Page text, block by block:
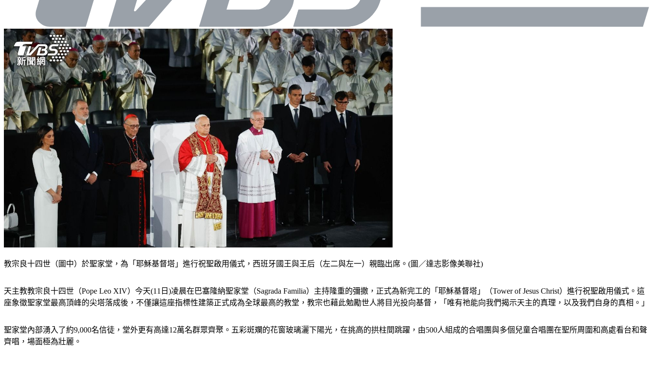
教宗良十四世（圖中）於聖家堂，為「耶穌基督塔」進行祝聖啟用儀式，西班牙國王與王后（左二與左一）親臨出席。(圖／達志影像美聯社)
天主教教宗良十四世（Pope Leo XIV）今天(11日)凌晨在巴塞隆納聖家堂（Sagrada Familia）主持隆重的彌撒，正式為新完工的「耶穌基督塔」（Tower of Jesus Christ）進行祝聖啟用儀式。這
座象徵聖家堂最高頂峰的尖塔落成後，不僅讓這座指標性建築正式成為全球最高的教堂，教宗也藉此勉勵世人將目光投向基督，「唯有祂能向我們揭示天主的真理，以及我們自身的真相。」
聖家堂內部湧入了約9,000名信徒，堂外更有高達12萬名群眾齊聚。五彩斑斕的花窗玻璃灑下陽光，在挑高的拱柱間跳躍，由500人組成的合唱團與多個兒童合唱團在聖所周圍和高處看台和聲
齊唱，場面極為壯麗。